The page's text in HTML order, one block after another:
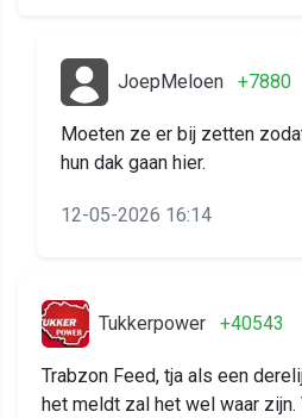
JoepMeloen +7880
Moeten ze er bij zetten
hun dak gaan hier.
12-05-2026 16:14
Tukkerpower +40543
Trabzon Feed, tja als een
het meldt zal het wel waar